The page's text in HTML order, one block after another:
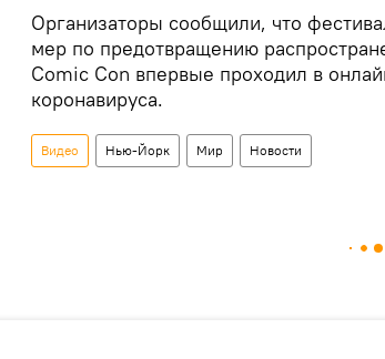
Организаторы сообщили, что
мер по предотвращению
Comic Con впервые проходил в
коронавируса.
Видео Нью-Йорк Мир Новости